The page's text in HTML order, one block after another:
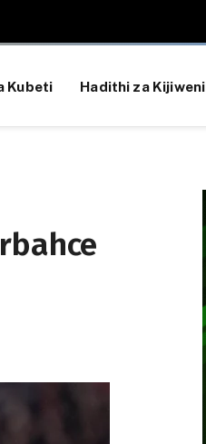
Kubeti Hadithi za Kijiweni